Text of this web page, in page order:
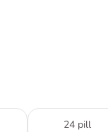
24 pill